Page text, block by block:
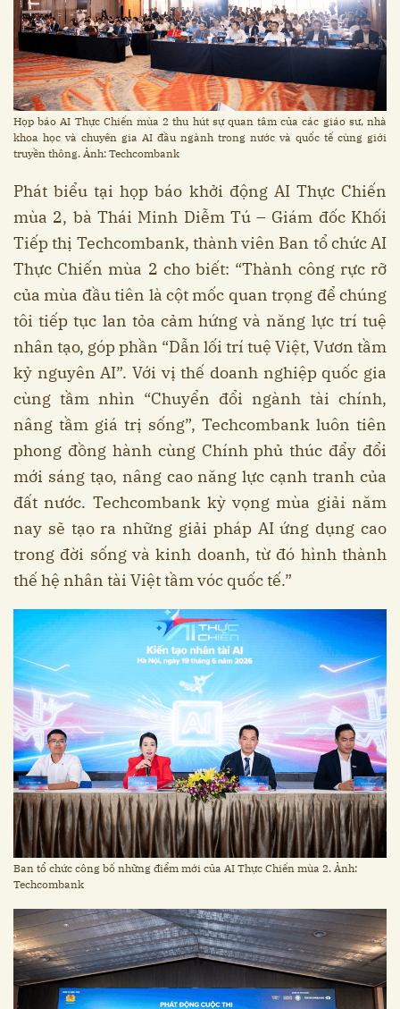
Họp báo AI Thực Chiến mùa 2 thu hút sự quan tâm của các giáo sư, nhà
khoa học và chuyên gia AI đầu ngành trong nước và quốc tế cùng giới
truyền thông. Ảnh: Techcombank
Phát biểu tại họp báo khởi động AI Thực Chiến
mùa 2, bà Thái Minh Diễm Tú – Giám đốc Khối
Tiếp thị Techcombank, thành viên Ban tổ chức AI
Thực Chiến mùa 2 cho biết: “Thành công rực rỡ
của mùa đầu tiên là cột mốc quan trọng để chúng
tôi tiếp tục lan tỏa cảm hứng và năng lực trí tuệ
nhân tạo, góp phần “Dẫn lối trí tuệ Việt, Vươn tầm
kỷ nguyên AI”. Với vị thế doanh nghiệp quốc gia
cùng tầm nhìn “Chuyển đổi ngành tài chính,
nâng tầm giá trị sống”, Techcombank luôn tiên
phong đồng hành cùng Chính phủ thúc đẩy đổi
mới sáng tạo, nâng cao năng lực cạnh tranh của
đất nước. Techcombank kỳ vọng mùa giải năm
nay sẽ tạo ra những giải pháp AI ứng dụng cao
trong đời sống và kinh doanh, từ đó hình thành
thế hệ nhân tài Việt tầm vóc quốc tế.”
Ban tổ chức công bố những điểm mới của AI Thực Chiến mùa 2. Ảnh:
Techcombank